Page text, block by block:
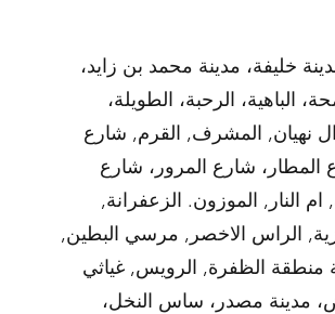
خليفة، مدينة محمد بن زايد،
الرحبة، الطويلة،
ال نهيان, المشرف, القرم, شارع
شارع المرور، شارع
النار, الموزون. الزعفرانة,
الراس الاخصر, مرسي البطين,
منطقة الظفرة, الرويس, غياثي
مدينة مصدر، ساس النخل،